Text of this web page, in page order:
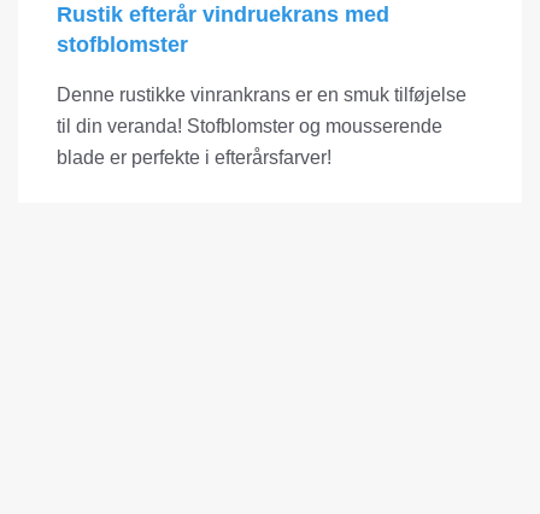
Rustik efterår vindruekrans med
stofblomster
Denne rustikke vinrankrans er en smuk tilføjelse
til din veranda! Stofblomster og mousserende
blade er perfekte i efterårsfarver!